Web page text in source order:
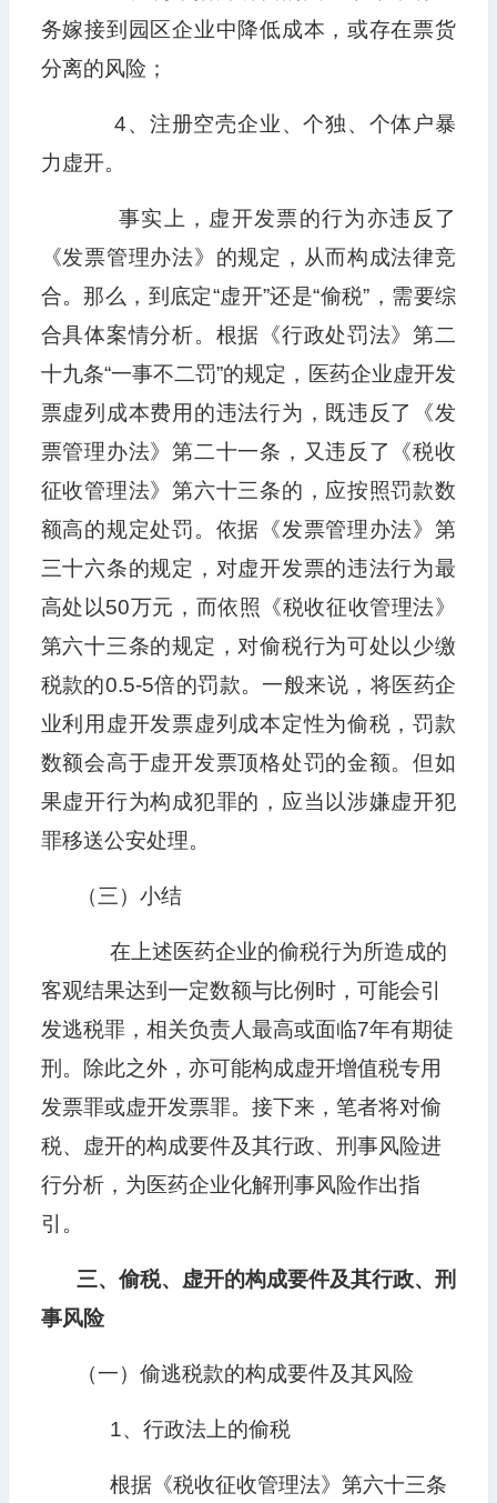
务嫁接到园区企业中降低成本，或存在票货
分离的风险；
4、注册空壳企业、个独、个体户暴
力虚开。
事实上，虚开发票的行为亦违反了
《发票管理办法》的规定，从而构成法律竞
合。那么，到底定“虚开”还是“偷税”，需要综
合具体案情分析。根据《行政处罚法》第二
十九条“一事不二罚”的规定，医药企业虚开发
票虚列成本费用的违法行为，既违反了《发
票管理办法》第二十一条，又违反了《税收
征收管理法》第六十三条的，应按照罚款数
额高的规定处罚。依据《发票管理办法》第
三十六条的规定，对虚开发票的违法行为最
高处以50万元，而依照《税收征收管理法》
第六十三条的规定，对偷税行为可处以少缴
税款的0.5-5倍的罚款。一般来说，将医药企
业利用虚开发票虚列成本定性为偷税，罚款
数额会高于虚开发票顶格处罚的金额。但如
果虚开行为构成犯罪的，应当以涉嫌虚开犯
罪移送公安处理。
（三）小结
在上述医药企业的偷税行为所造成的
客观结果达到一定数额与比例时，可能会引
发逃税罪，相关负责人最高或面临7年有期徒
刑。除此之外，亦可能构成虚开增值税专用
发票罪或虚开发票罪。接下来，笔者将对偷
税、虚开的构成要件及其行政、刑事风险进
行分析，为医药企业化解刑事风险作出指
引。
三、偷税、虚开的构成要件及其行政、刑
事风险
（一）偷逃税款的构成要件及其风险
1、行政法上的偷税
根据《税收征收管理法》第六十三条